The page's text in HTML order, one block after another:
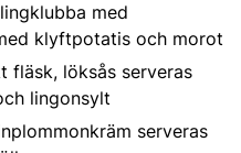
med
klyftpotatis och morot
fläsk, löksås serveras
lingonsylt
serveras